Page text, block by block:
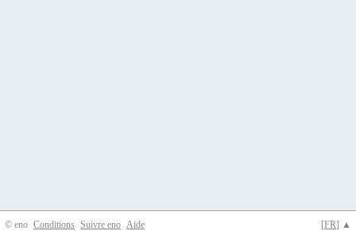
© eno [FR] ▲
Conditions Suivre eno Aide